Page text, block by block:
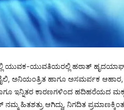
ಯುವಕ-ಯುವತಿಯರಲ್ಲಿ ಹಠಾತ್
ಅನಿಯಂತ್ರಿತ ಹಾಗೂ ಅಸಮರ್ಪಕ ಆಹಾರ,
ಇನ್ನಿತರ ಕಾರಣಗಳಿಂದ ಹದಿಹರೆಯದ
ನಮ್ಮ ಹಿತಶತ್ರು ಆಗಿದ್ದು, ನಿಗದಿತ